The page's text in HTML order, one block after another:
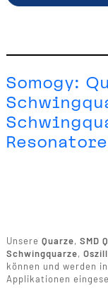
Somogy:
Unsere Quarze, SMD
Schwingquarze,
können und werden
Applikationen